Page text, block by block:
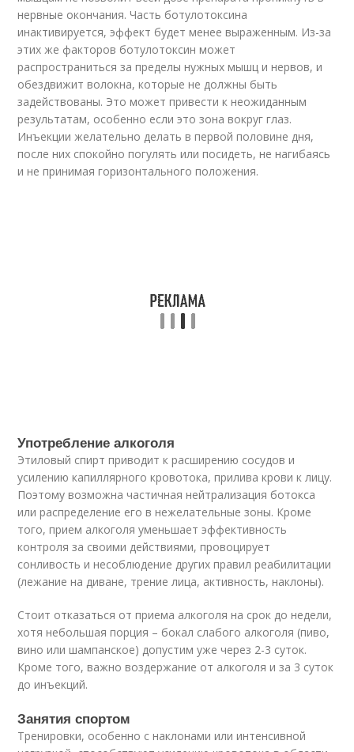
нервные окончания. Часть ботулотоксина
инактивируется, эффект будет менее выраженным. Из-за
этих же факторов ботулотоксин может
распространиться за пределы нужных мышц и нервов, и
обездвижит волокна, которые не должны быть
задействованы. Это может привести к неожиданным
результатам, особенно если это зона вокруг глаз.
Инъекции желательно делать в первой половине дня,
после них спокойно погулять или посидеть, не нагибаясь
и не принимая горизонтального положения.
Употребление алкоголя
Этиловый спирт приводит к расширению сосудов и
усилению капиллярного кровотока, прилива крови к лицу.
Поэтому возможна частичная нейтрализация ботокса
или распределение его в нежелательные зоны. Кроме
того, прием алкоголя уменьшает эффективность
контроля за своими действиями, провоцирует
сонливость и несоблюдение других правил реабилитации
(лежание на диване, трение лица, активность, наклоны).
Стоит отказаться от приема алкоголя на срок до недели,
хотя небольшая порция – бокал слабого алкоголя (пиво,
вино или шампанское) допустим уже через 2-3 суток.
Кроме того, важно воздержание от алкоголя и за 3 суток
до инъекций.
Занятия спортом
Тренировки, особенно с наклонами или интенсивной